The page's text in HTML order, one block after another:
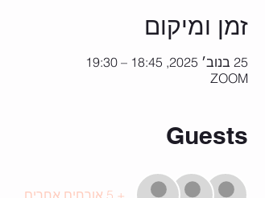
זמן ומיקום
25 בנוב׳ 2025, 18:45 – 19:30
ZOOM
Guests
+ 5 אורחים אחרים